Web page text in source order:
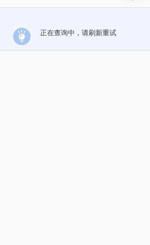
正在查询中，请刷新重试